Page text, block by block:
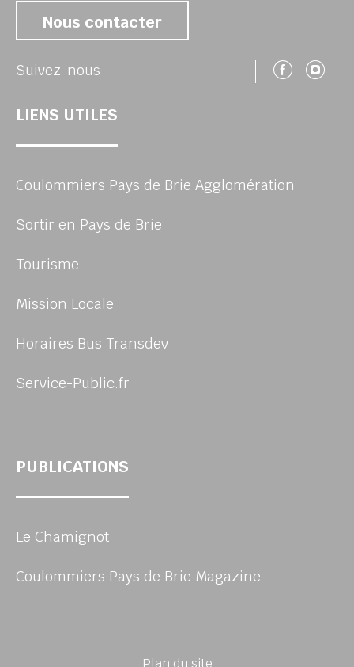
Nous contacter
Suivez-nous
LIENS UTILES
Coulommiers Pays de Brie Agglomération
Sortir en Pays de Brie
Tourisme
Mission Locale
Horaires Bus Transdev
Service-Public.fr
PUBLICATIONS
Le Chamignot
Coulommiers Pays de Brie Magazine
Plan du site